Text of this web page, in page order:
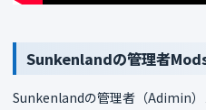
Sunkenlandの管理者
Sunkenlandの管理者（Adimin）